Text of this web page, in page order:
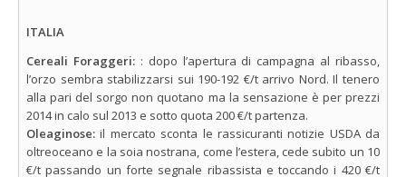
ITALIA
Cereali Foraggeri: : dopo l’apertura di campagna al ribasso,
l’orzo sembra stabilizzarsi sui 190-192 €/t arrivo Nord. Il tenero
alla pari del sorgo non quotano ma la sensazione è per prezzi
2014 in calo sul 2013 e sotto quota 200 €/t partenza.
Oleaginose:il mercato sconta le rassicuranti notizie USDA da
oltreoceano e la soia nostrana, come l’estera, cede subito un 10
€/t passando un forte segnale ribassista e toccando i 420 €/t